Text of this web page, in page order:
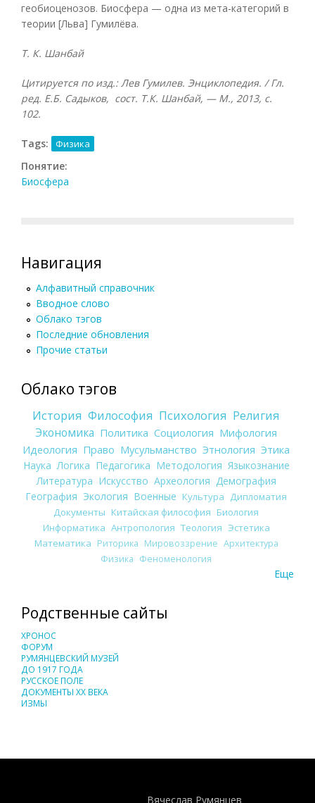
геобиоценозов. Биосфера — одна из мета-категорий в
теории [Льва] Гумилёва.
Т. К. Шанбай
Цитируется по изд.: Лев Гумилев. Энциклопедия. / Гл.
ред. Е.Б. Садыков, сост. Т.К. Шанбай, — М., 2013, с.
102.
Tags: Физика
Понятие:
Биосфера
Навигация
Алфавитный справочник
Вводное слово
Облако тэгов
Последние обновления
Прочие статьи
Облако тэгов
История Философия Психология Религия
Экономика Политика Социология Мифология
Идеология Право Мусульманство Этнология Этика
Наука Логика Педагогика Методология Языкознание
Литература Искусство Археология Демография
География Экология Военные Культура
Дипломатия
Документы Китайская философия Биология
Информатика Антропология Теология Эстетика
Математика Риторика Мировоззрение Архитектура
Физика Феноменология
Еще
Родственные сайты
ХРОНОС
ФОРУМ
РУМЯНЦЕВСКИЙ МУЗЕЙ
ДО 1917 ГОДА
РУССКОЕ ПОЛЕ
ДОКУМЕНТЫ XX ВЕКА
ИЗМЫ
Вячеслав Румянцев